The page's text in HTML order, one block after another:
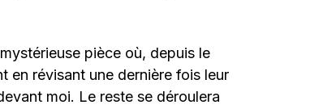
pièce où, depuis le
en révisant une dernière fois leur
moi. Le reste se déroulera